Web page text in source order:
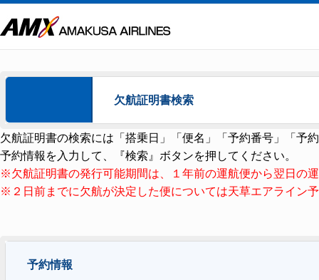
欠航証明書検索
欠航証明書の検索には「搭乗日」「便名」「予約番号」「予
予約情報を入力して、『検索』ボタンを押してください。
※欠航証明書の発行可能期間は、１年前の運航便から翌日の
※２日前までに欠航が決定した便については天草エアライン
予約情報